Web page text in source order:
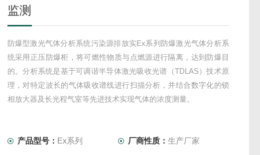
监测
防爆型激光气体分析系统污染源排放实Ex系列防爆激光气体分析系
统采用正压防爆柜，将可燃性物质与点燃源进行隔离，达到防爆目
的。分析系统是基于可调谐半导体激光吸收光谱（TDLAS）技术原
理，对特定波长的气体吸收谱线进行扫描分析，并结合数字化的锁
相放大器及长光程气室等先进技术实现气体的浓度测量。
产品型号： Ex系列 厂商性质：生产厂家